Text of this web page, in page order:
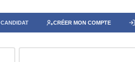
CANDIDAT CRÉER MON COMPTE